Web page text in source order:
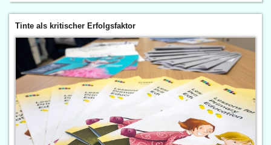
Tinte als kritischer Erfolgsfaktor